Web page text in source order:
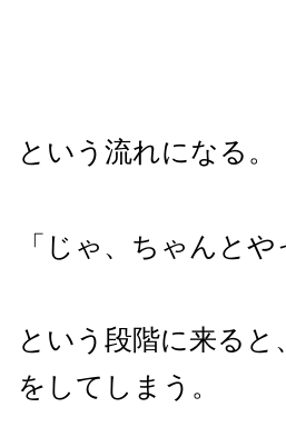
という流れになる。
「じゃ、ちゃんとや
という段階に来る
をしてしまう。